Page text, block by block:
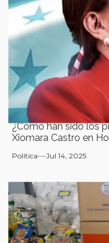
¿Cómo han sido los
Xiomara Castro en
Política Jul 14, 2025